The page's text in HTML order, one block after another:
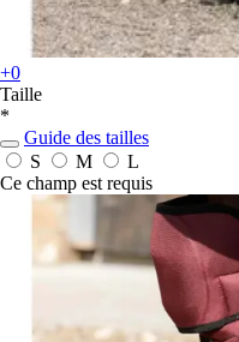
+0
Taille
*
Guide des tailles
S
M
L
Ce champ est requis